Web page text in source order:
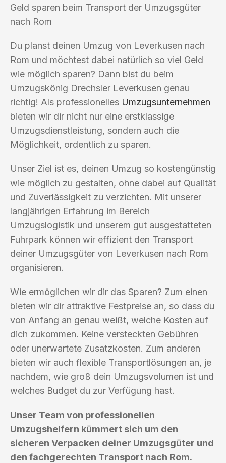
Geld sparen beim Transport der Umzugsgüter
nach Rom
Du planst deinen Umzug von Leverkusen nach
Rom und möchtest dabei natürlich so viel Geld
wie möglich sparen? Dann bist du beim
Umzugskönig Drechsler Leverkusen genau
richtig! Als professionelles Umzugsunternehmen
bieten wir dir nicht nur eine erstklassige
Umzugsdienstleistung, sondern auch die
Möglichkeit, ordentlich zu sparen.
Unser Ziel ist es, deinen Umzug so kostengünstig
wie möglich zu gestalten, ohne dabei auf Qualität
und Zuverlässigkeit zu verzichten. Mit unserer
langjährigen Erfahrung im Bereich
Umzugslogistik und unserem gut ausgestatteten
Fuhrpark können wir effizient den Transport
deiner Umzugsgüter von Leverkusen nach Rom
organisieren.
Wie ermöglichen wir dir das Sparen? Zum einen
bieten wir dir attraktive Festpreise an, so dass du
von Anfang an genau weißt, welche Kosten auf
dich zukommen. Keine versteckten Gebühren
oder unerwartete Zusatzkosten. Zum anderen
bieten wir auch flexible Transportlösungen an, je
nachdem, wie groß dein Umzugsvolumen ist und
welches Budget du zur Verfügung hast.
Unser Team von professionellen
Umzugshelfern kümmert sich um den
sicheren Verpacken deiner Umzugsgüter und
den fachgerechten Transport nach Rom.